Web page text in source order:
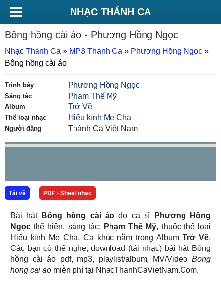
NHẠC THÁNH CA
Bông hồng cài áo - Phương Hồng Ngọc
Nhạc Thánh Ca » MP3 Thánh Ca » Phương Hồng Ngọc »
Bông hồng cài áo
Trình bày Phương Hồng Ngọc
Sáng tác Phạm Thế Mỹ
Album Trở Về
Thể loại nhạc Hiếu kính Mẹ Cha
Người đăng Thánh Ca Việt Nam
Tải về PDF - Sheet nhạc
Bài hát Bông hồng cài áo do ca sĩ
Phương Hồng
Ngọc thể hiện, sáng tác: Phạm Thế Mỹ, thuộc thể loại
Hiếu kính Mẹ Cha. Ca khúc nằm trong AlbumTrở Về.
Các bạn có thể nghe, download (tải nhạc) bài hát Bông
hồng cài áo pdf, mp3, playlist/album, MV/Video Bong
hong cai ao miễn phí tại NhacThanhCaVietNam.Com.